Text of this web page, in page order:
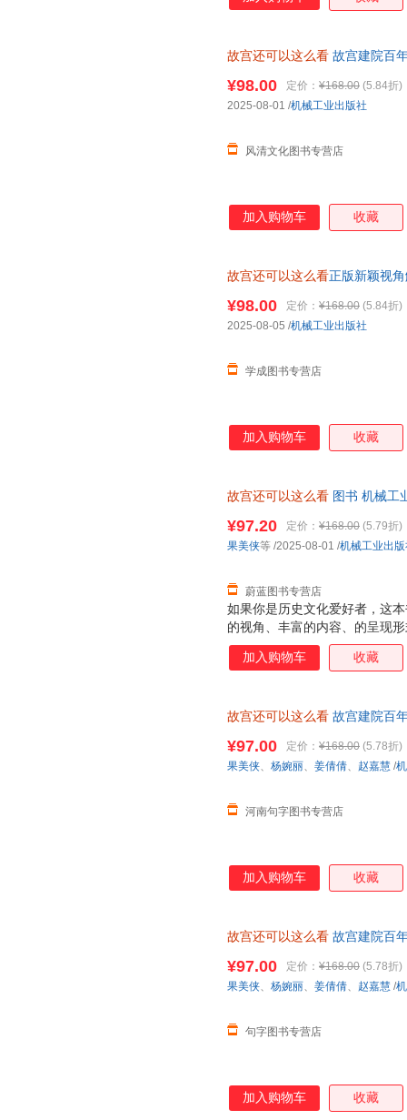
故宫还可以这么看 故宫建院百
¥98.00 定价： ¥168.00 (5.84折)
风清文化图书专营店
2025-08-01 /机械工业出版社
加入购物车 收藏
故宫还可以这么看正版新颖视
¥98.00 定价： ¥168.00 (5.84折)
学成图书专营店
2025-08-05 /机械工业出版社
加入购物车 收藏
故宫还可以这么看 图书 机械工
如果你是历史文化爱好者，这
的视角、丰富的内容、的呈现
文化内涵。书中大量未公开的
宫神秘世界的大门。 对于想要
本书摒弃了传统的枯燥说教，
让你看得津津有味，不知不觉
者而言，故宫建院100年官方出
¥97.20 定价： ¥168.00 (5.79折)
蔚蓝图书专营店
果美侠等 /2025-08-01 /机械工业出
加入购物车 收藏
故宫还可以这么看 故宫建院百
¥97.00 定价： ¥168.00 (5.78折)
河南句字图书专营店
果美侠、 杨婉丽、 姜倩倩、 赵嘉慧 /
加入购物车 收藏
故宫还可以这么看 故宫建院百
¥97.00 定价： ¥168.00 (5.78折)
句字图书专营店
果美侠、 杨婉丽、 姜倩倩、 赵嘉慧 /
加入购物车 收藏